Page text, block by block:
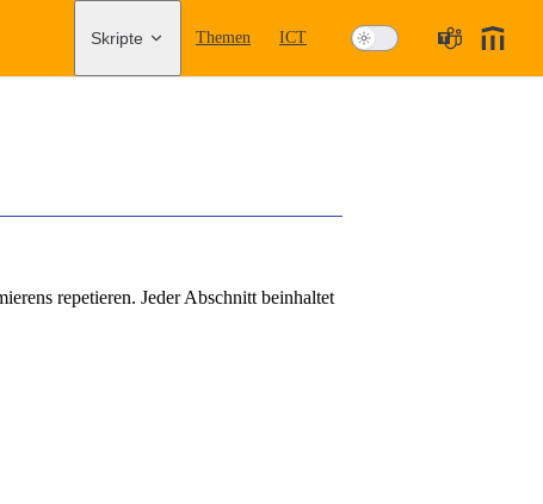
Main Navigation
Skripte Themen ICT
repetieren. Jeder Abschnitt beinhaltet